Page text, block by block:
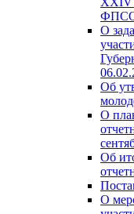
О
Об
О
Об
О